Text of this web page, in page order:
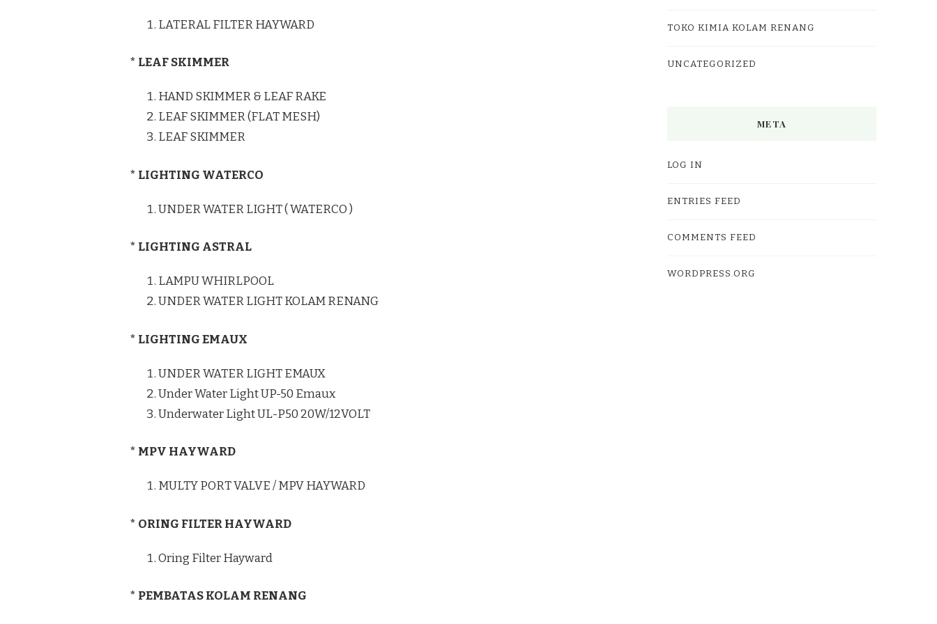
LATERAL FILTER HAYWARD
* LEAF SKIMMER
HAND SKIMMER & LEAF RAKE
LEAF SKIMMER (FLAT MESH)
LEAF SKIMMER
* LIGHTING WATERCO
UNDER WATER LIGHT ( WATERCO )
* LIGHTING ASTRAL
LAMPU WHIRLPOOL
UNDER WATER LIGHT KOLAM RENANG
* LIGHTING EMAUX
UNDER WATER LIGHT EMAUX
Under Water Light UP-50 Emaux
Underwater Light UL-P50 20W/12VOLT
* MPV HAYWARD
MULTY PORT VALVE / MPV HAYWARD
* ORING FILTER HAYWARD
Oring Filter Hayward
* PEMBATAS KOLAM RENANG
TOKO KIMIA KOLAM RENANG
UNCATEGORIZED
META
LOG IN
ENTRIES FEED
COMMENTS FEED
WORDPRESS.ORG